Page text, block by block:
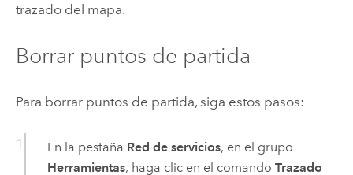
trazado del mapa.
Borrar puntos de partida
Para borrar puntos de partida, siga estos pasos:
En la pestaña Red de servicios, en el grupo
Herramientas, haga clic en el comando Trazado